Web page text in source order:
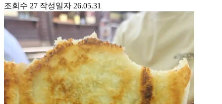
조회수 27 작성일자 26.05.31